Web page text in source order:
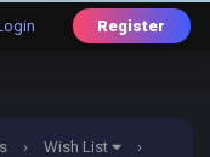
Register
› Wish List ›